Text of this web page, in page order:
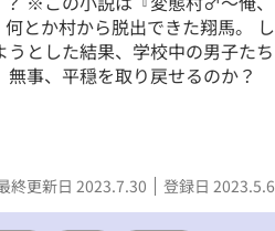
とか村から脱出できた翔馬。 し
とした結果、学校中の男子たち
事、平穏を取り戻せるのか？
終更新日 2023.7.30 登録日 2023.5.6